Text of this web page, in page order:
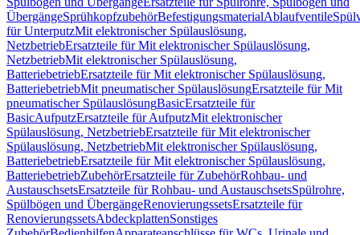
ÜbergängeSprühkopfzubehörBefestigungsmaterialAblaufventile
für UnterputzMit elektronischer Spülauslösung,
NetzbetriebErsatzteile für Mit elektronischer Spülauslösung,
NetzbetriebMit elektronischer Spülauslösung,
BatteriebetriebErsatzteile für Mit elektronischer Spülauslösung,
BatteriebetriebMit pneumatischer SpülauslösungErsatzteile für Mit
pneumatischer SpülauslösungBasicErsatzteile für
BasicAufputzErsatzteile für AufputzMit elektronischer
Spülauslösung, NetzbetriebErsatzteile für Mit elektronischer
Spülauslösung, NetzbetriebMit elektronischer Spülauslösung,
BatteriebetriebErsatzteile für Mit elektronischer Spülauslösung,
BatteriebetriebZubehörErsatzteile für ZubehörRohbau- und
AustauschsetsErsatzteile für Rohbau- und AustauschsetsSpülrohre,
Spülbögen und ÜbergängeRenovierungssetsErsatzteile für
RenovierungssetsAbdeckplattenSonstiges